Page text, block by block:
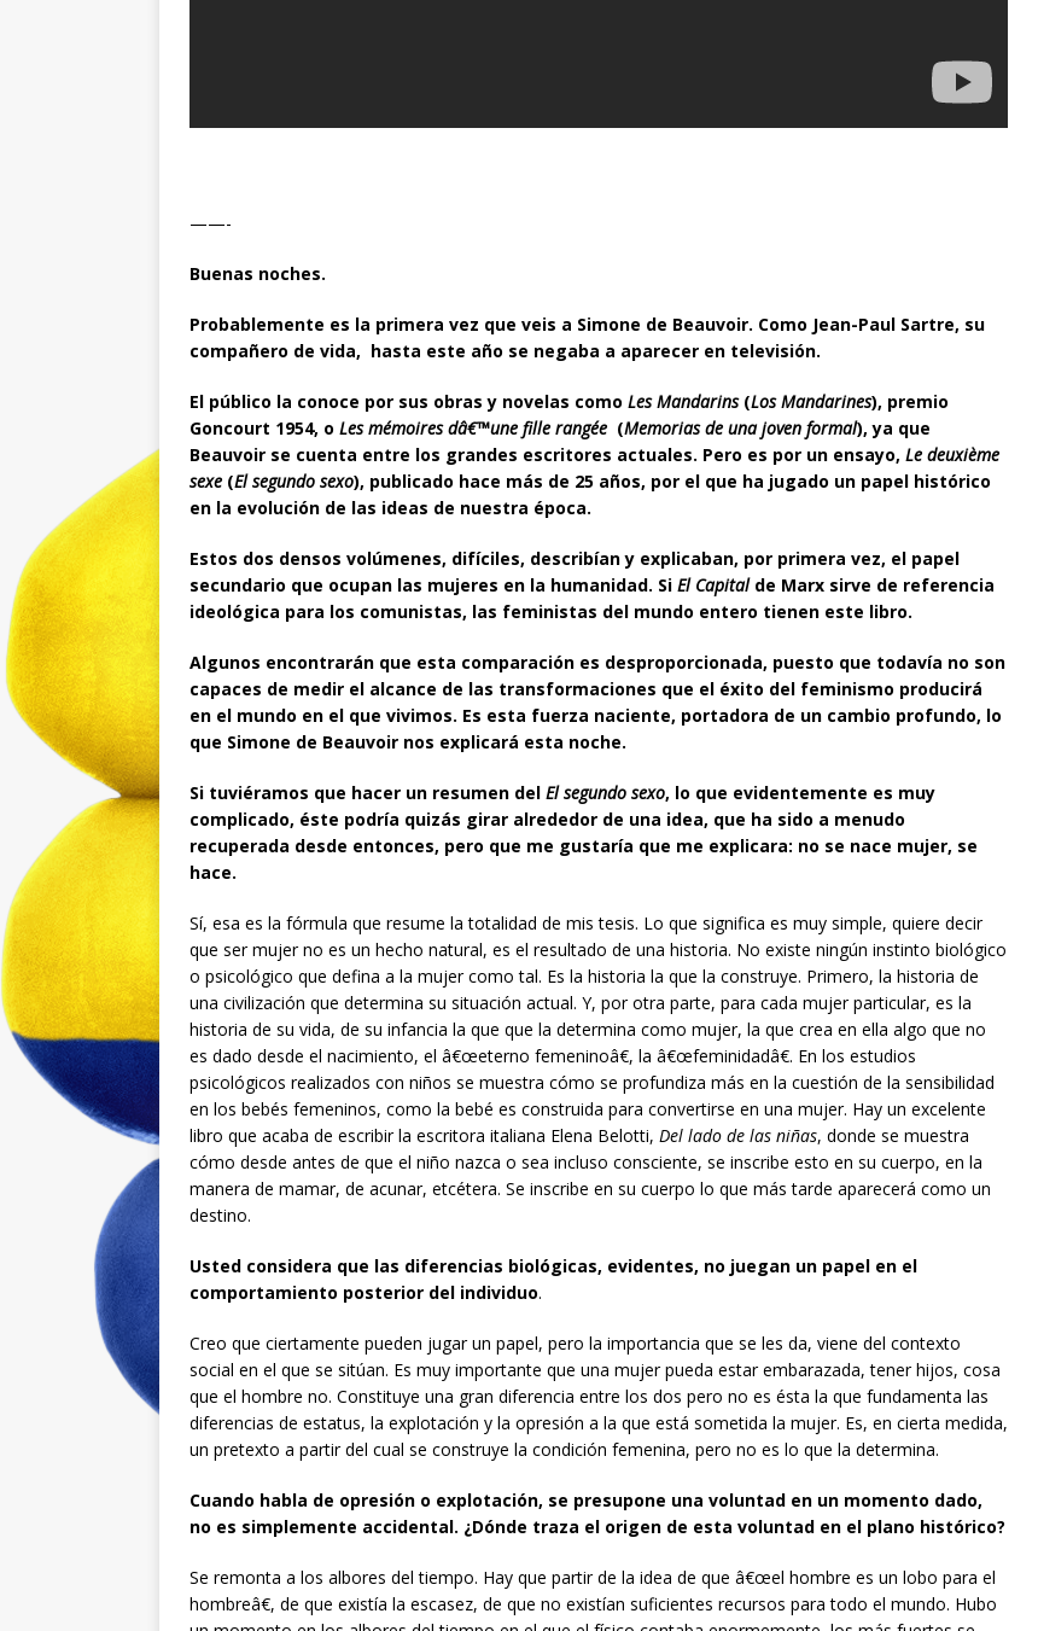
——-
Buenas noches.
Probablemente es la primera vez que veis a Simone de Beauvoir. Como Jean-Paul Sartre, su
compañero de vida, hasta este año se negaba a aparecer en televisión.
El público la conoce por sus obras y novelas como Les Mandarins(Los Mandarines), premio
Goncourt 1954, o Les mémoires dâ€™une fille rangée (Memorias de una joven formal), ya que
Beauvoir se cuenta entre los grandes escritores actuales. Pero es por un ensayo, Le deuxième
sexe (El segundo sexo), publicado hace más de 25 años, por el que ha jugado un papel histórico
en la evolución de las ideas de nuestra época.
Estos dos densos volúmenes, difíciles, describían y explicaban, por primera vez, el papel
secundario que ocupan las mujeres en la humanidad. Si El Capitalde Marx sirve de referencia
ideológica para los comunistas, las feministas del mundo entero tienen este libro.
Algunos encontrarán que esta comparación es desproporcionada, puesto que todavía no son
capaces de medir el alcance de las transformaciones que el éxito del feminismo producirá
en el mundo en el que vivimos. Es esta fuerza naciente, portadora de un cambio profundo, lo
que Simone de Beauvoir nos explicará esta noche.
Si tuviéramos que hacer un resumen del El segundo sexo, lo que evidentemente es muy
complicado, éste podría quizás girar alrededor de una idea, que ha sido a menudo
recuperada desde entonces, pero que me gustaría que me explicara: no se nace mujer, se
hace.
Sí, esa es la fórmula que resume la totalidad de mis tesis. Lo que significa es muy simple, quiere decir
que ser mujer no es un hecho natural, es el resultado de una historia. No existe ningún instinto biológico
o psicológico que defina a la mujer como tal. Es la historia la que la construye. Primero, la historia de
una civilización que determina su situación actual. Y, por otra parte, para cada mujer particular, es la
historia de su vida, de su infancia la que que la determina como mujer, la que crea en ella algo que no
es dado desde el nacimiento, el â€œeterno femeninoâ€, la â€œfeminidadâ€. En los estudios
psicológicos realizados con niños se muestra cómo se profundiza más en la cuestión de la sensibilidad
en los bebés femeninos, como la bebé es construida para convertirse en una mujer. Hay un excelente
libro que acaba de escribir la escritora italiana Elena Belotti, Del lado de las niñas, donde se muestra
cómo desde antes de que el niño nazca o sea incluso consciente, se inscribe esto en su cuerpo, en la
manera de mamar, de acunar, etcétera. Se inscribe en su cuerpo lo que más tarde aparecerá como un
destino.
Usted considera que las diferencias biológicas, evidentes, no juegan un papel en el
comportamiento posterior del individuo.
Creo que ciertamente pueden jugar un papel, pero la importancia que se les da, viene del contexto
social en el que se sitúan. Es muy importante que una mujer pueda estar embarazada, tener hijos, cosa
que el hombre no. Constituye una gran diferencia entre los dos pero no es ésta la que fundamenta las
diferencias de estatus, la explotación y la opresión a la que está sometida la mujer. Es, en cierta medida,
un pretexto a partir del cual se construye la condición femenina, pero no es lo que la determina.
Cuando habla de opresión o explotación, se presupone una voluntad en un momento dado,
no es simplemente accidental. ¿Dónde traza el origen de esta voluntad en el plano histórico?
Se remonta a los albores del tiempo. Hay que partir de la idea de que â€œel hombre es un lobo para el
hombreâ€, de que existía la escasez, de que no existían suficientes recursos para todo el mundo. Hubo